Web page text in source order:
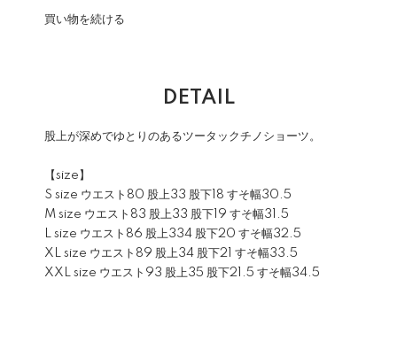
買い物を続ける
DETAIL
股上が深めでゆとりのあるツータックチノショーツ。
【size】
S size ウエスト80 股上33 股下18 すそ幅30.5
M size ウエスト83 股上33 股下19 すそ幅31.5
L size ウエスト86 股上334 股下20 すそ幅32.5
XL size ウエスト89 股上34 股下21 すそ幅33.5
XXL size ウエスト93 股上35 股下21.5 すそ幅34.5